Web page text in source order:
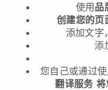
使用品
创建您的页
添加文字
添
您自己或通过
翻译服务 将